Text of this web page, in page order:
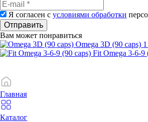
Я согласен с условиями обработки
Отправить
Вам может понравиться
Omega 3D (90 caps)
Fit Omega 3-6-9
Главная
Каталог